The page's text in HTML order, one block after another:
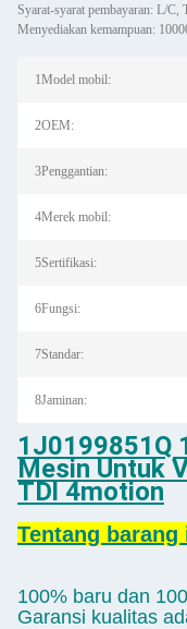
Syarat-syarat pembayaran: L/
Menyediakan kemampuan:
1Model mobil:
2OEM:
3Penggantian:
4Merek mobil:
5Sertifikasi:
6Fungsi:
7Standar:
8Jaminan:
1J0199851Q
Mesin Untuk
TDl 4motion
Tentang barang
100% baru dan
Garansi kualitas